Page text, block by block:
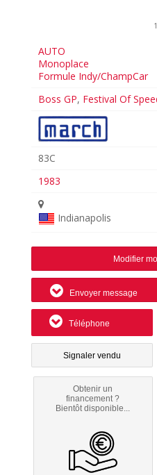
1
AUTO
Monoplace
Formule Indy/ChampCar
Boss GP, Festival Of
83C
1983
Indianapolis
Modifier
Envoyer message
Téléphone
Signaler vendu
Obtenir un
financement ?
Bientôt disponible...